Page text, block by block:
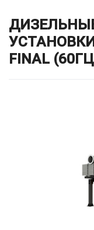
УСТАНОВКИ
FINAL